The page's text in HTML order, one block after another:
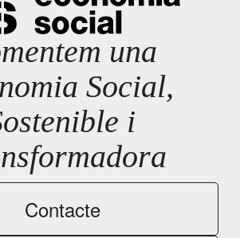
una
Social,
i
Contacte